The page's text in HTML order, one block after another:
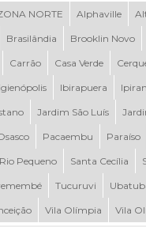
NORTE Alphaville
Brasilândia Brooklin Novo
Carrão Casa Verde
Ibirapuera
Jardim São Luís
Pacaembu Paraíso
Rio Pequeno Santa Cecília
Tucuruvi
Vila Olímpia Vila